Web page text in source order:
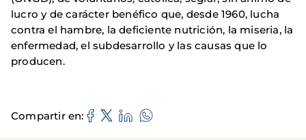
lucro y de carácter benéfico que, desde 1960, lucha
contra el hambre, la deficiente nutrición, la miseria, la
enfermedad, el subdesarrollo y las causas que lo
producen.
Compartir en